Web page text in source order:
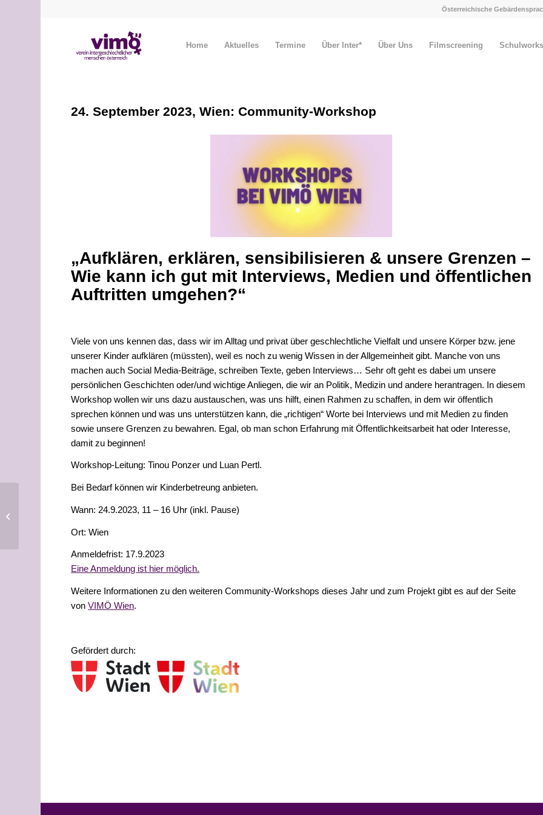
Österreichische
Home Aktuelles Termine Über Inter* Über Uns Filmscreening
24. September 2023, Wien: Community-Workshop
„Aufklären, erklären, sensibilisieren & unsere Grenzen –
Wie kann ich gut mit Interviews, Medien und öffentlichen
Auftritten umgehen?“
Viele von uns kennen das, dass wir im Alltag und privat über geschlechtliche Vielfalt und unsere Körper bzw. jene
unserer Kinder aufklären (müssten), weil es noch zu wenig Wissen in der Allgemeinheit gibt. Manche von uns
machen auch Social Media-Beiträge, schreiben Texte, geben Interviews… Sehr oft geht es dabei um unsere
persönlichen Geschichten oder/und wichtige Anliegen, die wir an Politik, Medizin und andere herantragen. In diesem
Workshop wollen wir uns dazu austauschen, was uns hilft, einen Rahmen zu schaffen, in dem wir öffentlich
sprechen können und was uns unterstützen kann, die „richtigen“ Worte bei Interviews und mit Medien zu finden
sowie unsere Grenzen zu bewahren. Egal, ob man schon Erfahrung mit Öffentlichkeitsarbeit hat oder Interesse,
damit zu beginnen!
Workshop-Leitung: Tinou Ponzer und Luan Pertl.
Bei Bedarf können wir Kinderbetreung anbieten.
Wann: 24.9.2023, 11 – 16 Uhr (inkl. Pause)
Ort: Wien
Anmeldefrist: 17.9.2023
Eine Anmeldung ist hier möglich.
Weitere Informationen zu den weiteren Community-Workshops dieses Jahr und zum Projekt gibt es auf der Seite
vonVIMÖ Wien.
Gefördert durch:
23. September 2023, Wien: